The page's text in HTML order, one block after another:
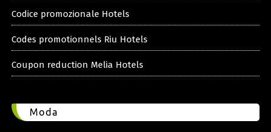
Codice promozionale Hotels
Codes promotionnels Riu Hotels
Coupon reduction Melia Hotels
Moda